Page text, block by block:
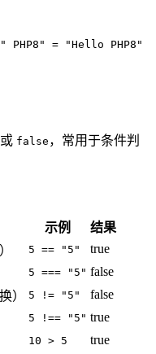
= "Hello PHP8"
或 false ，常用于条件判
示例 结果
5 == "5" true
5 === "5" false
） 5 != "5" false
5 !== "5" true
10 > 5 true